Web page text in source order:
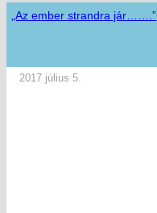
„Az ember strandra jár…….”
2017 július 5.